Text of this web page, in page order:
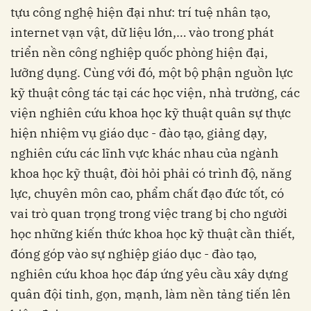
tựu công nghệ hiện đại như: trí tuệ nhân tạo,
internet vạn vật, dữ liệu lớn,… vào trong phát
triển nền công nghiệp quốc phòng hiện đại,
lưỡng dụng. Cùng với đó, một bộ phận nguồn lực
kỹ thuật công tác tại các học viện, nhà trường, các
viện nghiên cứu khoa học kỹ thuật quân sự thực
hiện nhiệm vụ giáo dục - đào tạo, giảng dạy,
nghiên cứu các lĩnh vực khác nhau của ngành
khoa học kỹ thuật, đòi hỏi phải có trình độ, năng
lực, chuyên môn cao, phẩm chất đạo đức tốt, có
vai trò quan trọng trong việc trang bị cho người
học những kiến thức khoa học kỹ thuật cần thiết,
đóng góp vào sự nghiệp giáo dục - đào tạo,
nghiên cứu khoa học đáp ứng yêu cầu xây dựng
quân đội tinh, gọn, mạnh, làm nền tảng tiến lên